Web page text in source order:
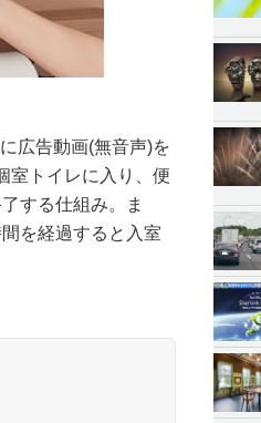
広告動画(無音声)を
室トイレに入り、便
する仕組み。ま
を経過すると入室